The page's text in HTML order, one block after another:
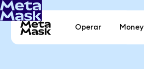
Operar Money